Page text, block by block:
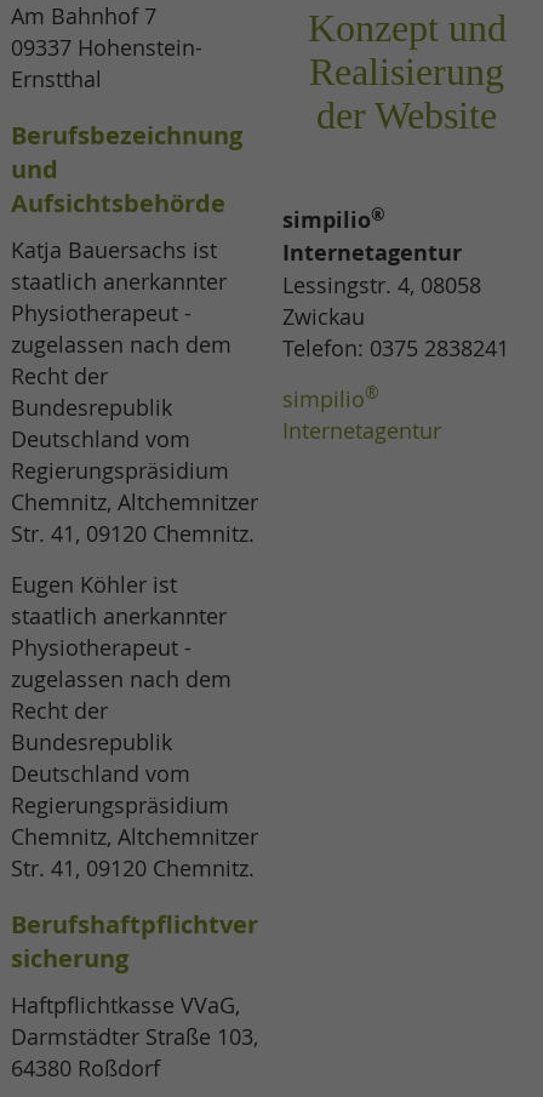
Am Bahnhof 7
09337 Hohenstein-
Ernstthal
Berufsbezeichnung
und
Aufsichtsbehörde
Katja Bauersachs ist
staatlich anerkannter
Physiotherapeut -
zugelassen nach dem
Recht der
Bundesrepublik
Deutschland vom
Regierungspräsidium
Chemnitz, Altchemnitzer
Str. 41, 09120 Chemnitz.
Eugen Köhler ist
staatlich anerkannter
Physiotherapeut -
zugelassen nach dem
Recht der
Bundesrepublik
Deutschland vom
Regierungspräsidium
Chemnitz, Altchemnitzer
Str. 41, 09120 Chemnitz.
Berufshaftpflichtver
sicherung
Haftpflichtkasse VVaG,
Darmstädter Straße 103,
64380 Roßdorf
Konzept und
Realisierung
der Website
simpilio®
Internetagentur
Lessingstr. 4, 08058
Zwickau
Telefon: 0375 2838241
simpilio®
Internetagentur